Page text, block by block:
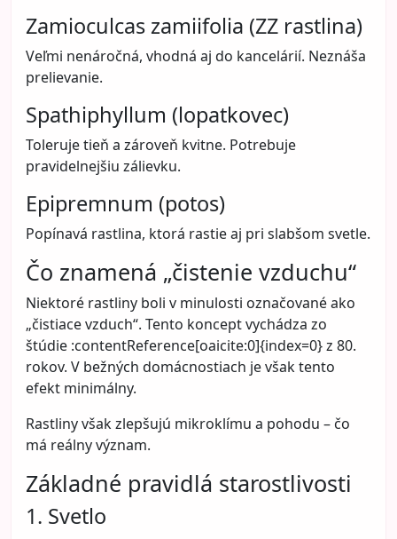
Zamioculcas zamiifolia (ZZ rastlina)
Veľmi nenáročná, vhodná aj do kancelárií. Neznáša
prelievanie.
Spathiphyllum (lopatkovec)
Toleruje tieň a zároveň kvitne. Potrebuje
pravidelnejšiu zálievku.
Epipremnum (potos)
Popínavá rastlina, ktorá rastie aj pri slabšom svetle.
Čo znamená „čistenie vzduchu“
Niektoré rastliny boli v minulosti označované ako
„čistiace vzduch“. Tento koncept vychádza zo
štúdie :contentReference[oaicite:0]{index=0} z 80.
rokov. V bežných domácnostiach je však tento
efekt minimálny.
Rastliny však zlepšujú mikroklímu a pohodu – čo
má reálny význam.
Základné pravidlá starostlivosti
1. Svetlo